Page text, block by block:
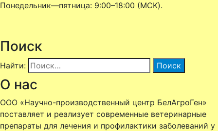
Понедельник—пятница: 9:00–18:00 (MCK).
Поиск
Найти:
О нас
ООО «Научно-производственный центр БелАгроГен»
поставляет и реализует современные ветеринарные
препараты для лечения и профилактики заболеваний у